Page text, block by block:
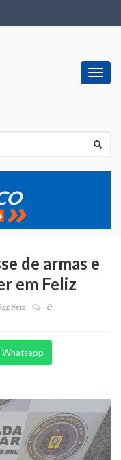
de armas e
em Feliz
0
Whatsapp